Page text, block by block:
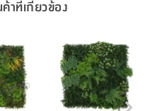
าที่เกี่ยวข้อง